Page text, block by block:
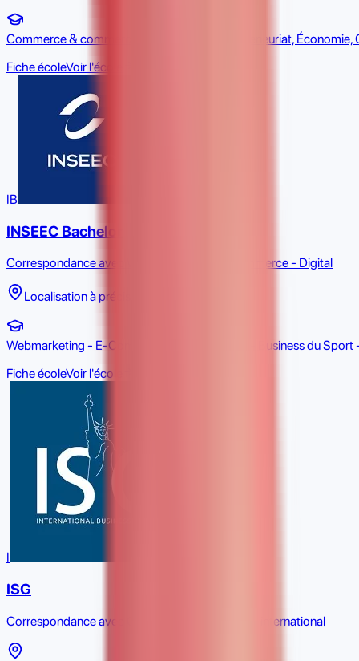
Commerce & commerce international, Entrepreneuriat,
Fiche écoleVoir l'école
IB
INSEEC Bachelor
Correspondance avec Webmarketing - E-Commerce - Digital
Localisation à préciser
Webmarketing - E-Commerce - Digital, Sport - Business du Sport
Fiche écoleVoir l'école
I
ISG
Correspondance avec Commerce & commerce international